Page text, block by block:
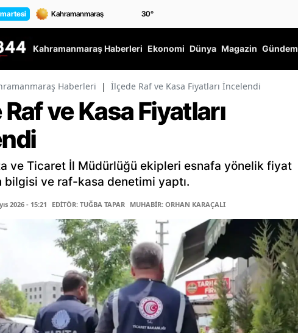
30°
Kahramanmaraş Haberleri Ekonomi Dünya Magazin Gündem
Haberleri | İlçede Raf ve Kasa Fiyatları İncelendi
ve Kasa Fiyatları
ve Ticaret İl Müdürlüğü ekipleri esnafa yönelik fiyat
bilgisi ve raf-kasa denetimi yaptı.
2026 - 15:21 EDİTÖR: TUĞBA TAPAR MUHABİR: ORHAN KARAÇALI